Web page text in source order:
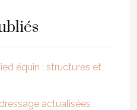
équin : structures et
actualisées